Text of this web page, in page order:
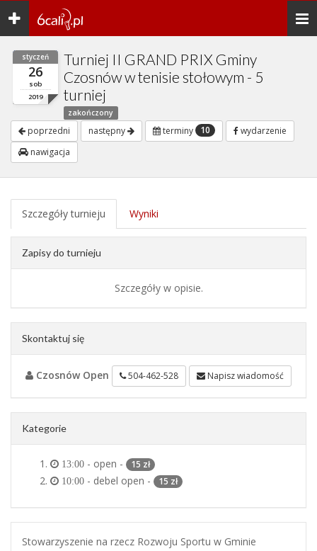
Toggle
navigation
styczeń
26
sob
2019
Turniej II GRAND PRIX Gminy
Czosnów w tenisie stołowym - 5
turniej
zakończony
poprzedni następny terminy 10
wydarzenie
nawigacja
Szczegóły turnieju Wyniki
Zapisy do turnieju
Szczegóły w opisie.
Skontaktuj się
Czosnów Open 504-462-528 Napisz wiadomość
Kategorie
13:00 - open - 15 zł
10:00 - debel open - 15 zł
Stowarzyszenie na rzecz Rozwoju Sportu w Gminie